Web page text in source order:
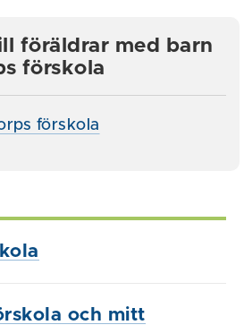
föräldrar med barn
förskola
förskola
och mitt